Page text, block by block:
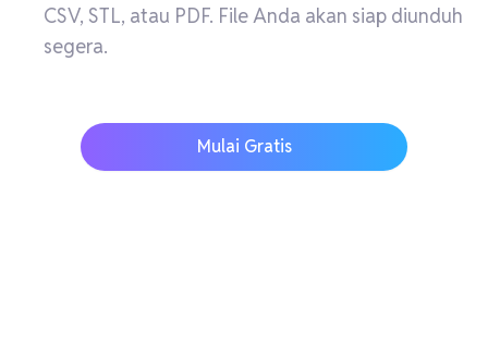
CSV, STL, atau PDF. File Anda akan siap diunduh
segera.
Mulai Gratis